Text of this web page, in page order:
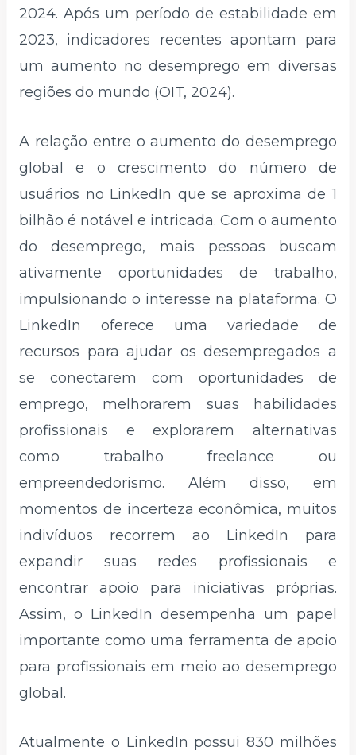
2024. Após um período de estabilidade em
2023, indicadores recentes apontam para
um aumento no desemprego em diversas
regiões do mundo (OIT, 2024).
A relação entre o aumento do desemprego
global e o crescimento do número de
usuários no LinkedIn que se aproxima de 1
bilhão é notável e intricada. Com o aumento
do desemprego, mais pessoas buscam
ativamente oportunidades de trabalho,
impulsionando o interesse na plataforma. O
LinkedIn oferece uma variedade de
recursos para ajudar os desempregados a
se conectarem com oportunidades de
emprego, melhorarem suas habilidades
profissionais e explorarem alternativas
como trabalho freelance ou
empreendedorismo. Além disso, em
momentos de incerteza econômica, muitos
indivíduos recorrem ao LinkedIn para
expandir suas redes profissionais e
encontrar apoio para iniciativas próprias.
Assim, o LinkedIn desempenha um papel
importante como uma ferramenta de apoio
para profissionais em meio ao desemprego
global.
Atualmente o LinkedIn possui 830 milhões